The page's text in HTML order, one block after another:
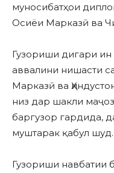
муносибатҳои
Осиёи Марказӣ ва
Гузориши дигари ин
аввалини нишасти
Марказӣ ва
низ дар шакли
баргузор гардида,
муштарак қабул шуд.
Гузориши навбатии